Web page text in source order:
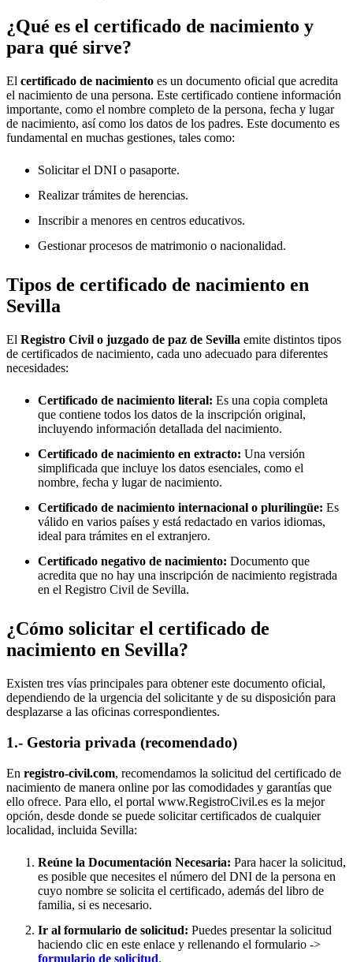
¿Qué es el certificado de nacimiento y
para qué sirve?
El certificado de nacimiento es un documento oficial que acredita
el nacimiento de una persona. Este certificado contiene información
importante, como el nombre completo de la persona, fecha y lugar
de nacimiento, así como los datos de los padres. Este documento es
fundamental en muchas gestiones, tales como:
Solicitar el DNI o pasaporte.
Realizar trámites de herencias.
Inscribir a menores en centros educativos.
Gestionar procesos de matrimonio o nacionalidad.
Tipos de certificado de nacimiento en
Sevilla
El Registro Civil o juzgado de paz de Sevilla emite distintos tipos
de certificados de nacimiento, cada uno adecuado para diferentes
necesidades:
Certificado de nacimiento literal: Es una copia completa
que contiene todos los datos de la inscripción original,
incluyendo información detallada del nacimiento.
Certificado de nacimiento en extracto: Una versión
simplificada que incluye los datos esenciales, como el
nombre, fecha y lugar de nacimiento.
Certificado de nacimiento internacional o plurilingüe: Es
válido en varios países y está redactado en varios idiomas,
ideal para trámites en el extranjero.
Certificado negativo de nacimiento: Documento que
acredita que no hay una inscripción de nacimiento registrada
en el Registro Civil de Sevilla.
¿Cómo solicitar el certificado de
nacimiento en Sevilla?
Existen tres vías principales para obtener este documento oficial,
dependiendo de la urgencia del solicitante y de su disposición para
desplazarse a las oficinas correspondientes.
1.- Gestoria privada (recomendado)
En registro-civil.com, recomendamos la solicitud del certificado de
nacimiento de manera online por las comodidades y garantías que
ello ofrece. Para ello, el portal www.RegistroCivil.es es la mejor
opción, desde donde se puede solicitar certificados de cualquier
localidad, incluida Sevilla:
Reúne la Documentación Necesaria: Para hacer la solicitud,
es posible que necesites el número del DNI de la persona en
cuyo nombre se solicita el certificado, además del libro de
familia, si es necesario.
Ir al formulario de solicitud: Puedes presentar la solicitud
haciendo clic en este enlace y rellenando el formulario ->
formulario de solicitud.